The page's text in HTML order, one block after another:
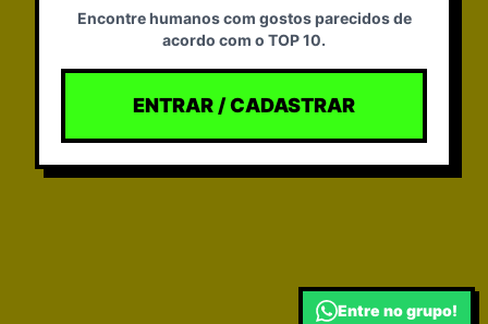
Encontre humanos com gostos parecidos de
acordo com o TOP 10.
ENTRAR / CADASTRAR
Comprar ingresso!
Entre no grupo!